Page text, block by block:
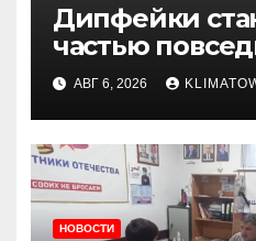
Дипфейки
частью
жизни:
Ингушетии
внимательнее
АВГ 6, 2026
НОВОСТИ